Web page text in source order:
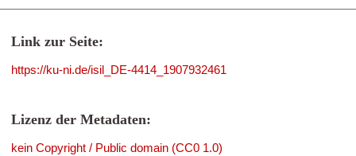
Link zur Seite:
https://ku-ni.de/isil_DE-4414_1907932461
Lizenz der Metadaten:
kein Copyright / Public domain (CC0 1.0)